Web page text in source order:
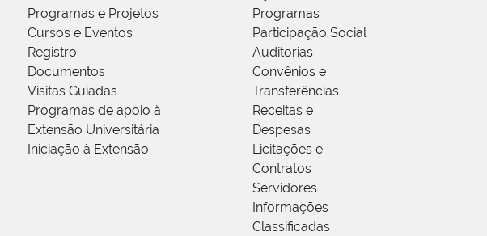
Programas e Projetos
Cursos e Eventos
Registro
Documentos
Visitas Guiadas
Programas de apoio à
Extensão Universitária
Iniciação à Extensão
Programas
Participação Social
Auditorias
Convênios e
Transferências
Receitas e
Despesas
Licitações e
Contratos
Servidores
Informações
Classificadas